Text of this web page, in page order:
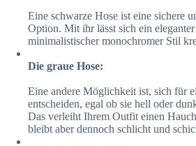
Eine schwarze Hose ist eine sichere
Option. Mit ihr lässt sich ein
minimalistischer monochromer Stil
Die graue Hose:
Eine andere Möglichkeit ist, sich für
entscheiden, egal ob sie hell oder
Das verleiht Ihrem Outfit einen
bleibt aber dennoch schlicht und